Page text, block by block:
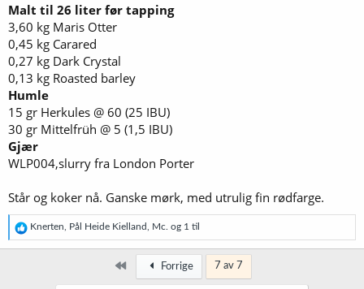
Malt til 26 liter før tapping
3,60 kg Maris Otter
0,45 kg Carared
0,27 kg Dark Crystal
0,13 kg Roasted barley
Humle
15 gr Herkules @ 60 (25 IBU)
30 gr Mittelfrüh @ 5 (1,5 IBU)
Gjær
WLP004,slurry fra London Porter
Står og koker nå. Ganske mørk, med utrulig fin rødfarge.
R
e
a
Knerten Pål Heide Kielland Mc. og 1 til
Først Forrige 7 av 7